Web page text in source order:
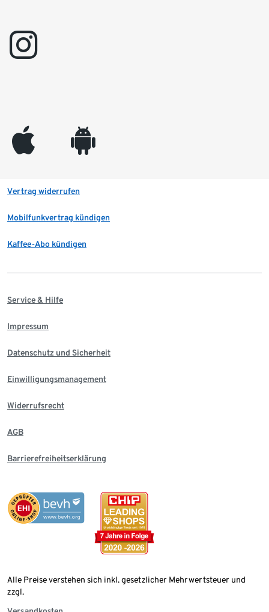
instagram
appleinc android
Vertrag widerrufen
Mobilfunkvertrag kündigen
Kaffee-Abo kündigen
Service & Hilfe
Impressum
Datenschutz und Sicherheit
Einwilligungsmanagement
Widerrufsrecht
AGB
Barrierefreiheitserklärung
Alle Preise verstehen sich inkl. gesetzlicher Mehrwertsteuer und
zzgl.